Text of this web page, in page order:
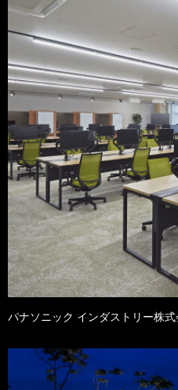
パナソニック インダストリー株